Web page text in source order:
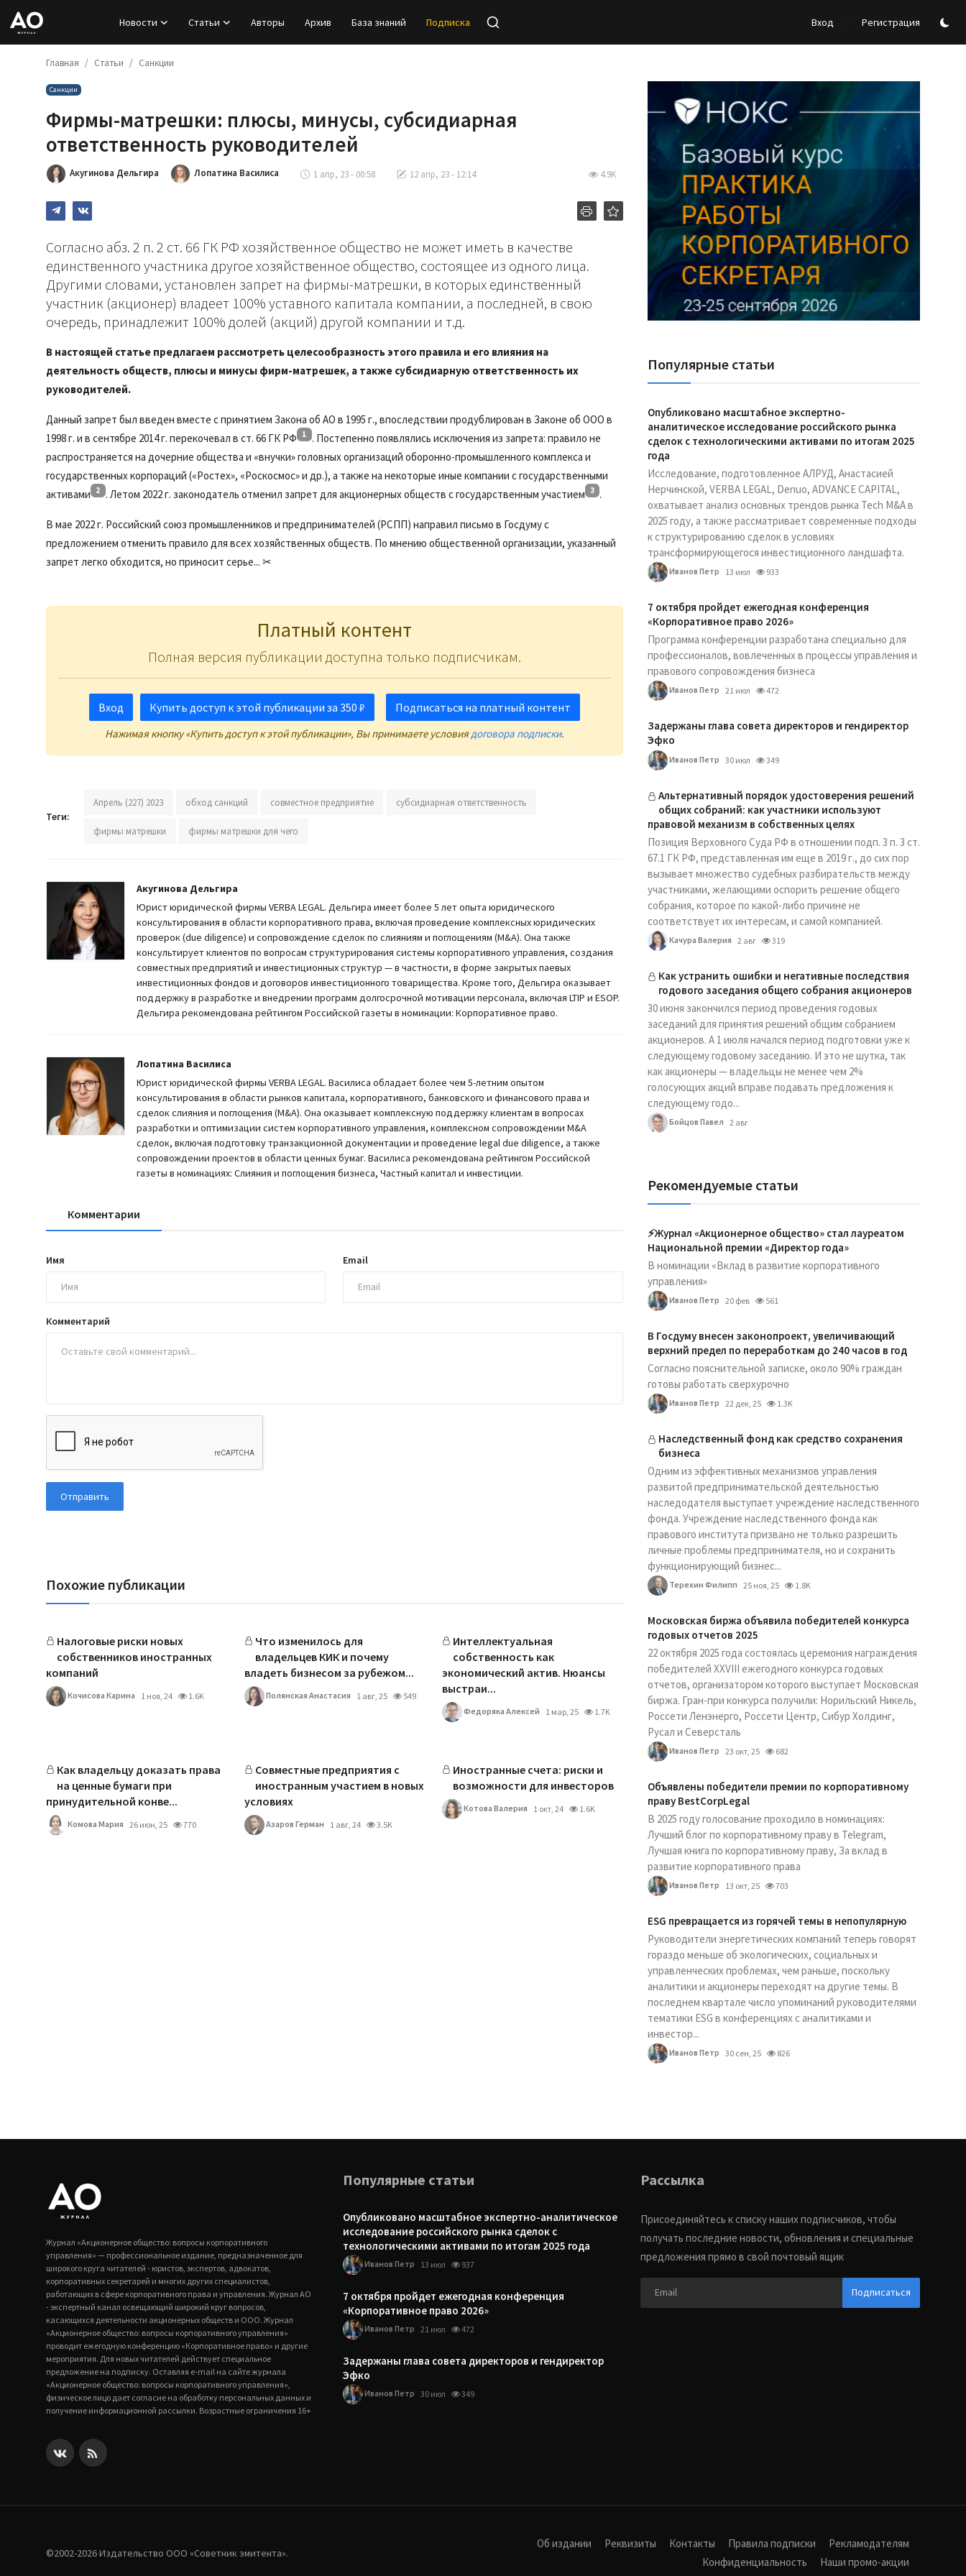
Новости Статьи Авторы Архив База знаний Подписка Вход Регистрация
Статьи
База знаний
Подписка
Главная Статьи Санкции
Санкции
Фирмы-матрешки: плюсы, минусы, субсидиарная
ответственность руководителей
Акугинова Дельгира Лопатина Василиса 1 апр, 23 - 00:58 12 апр, 23 - 12:14 4.9K
Согласно абз. 2 п. 2 ст. 66 ГК РФ хозяйственное общество не может иметь в качестве
единственного участника другое хозяйственное общество, состоящее из одного лица.
Другими словами, установлен запрет на фирмы-матрешки, в которых единственный
участник (акционер) владеет 100% уставного капитала компании, а последней, в свою
очередь, принадлежит 100% долей (акций) другой компании и т.д.
В настоящей статье предлагаем рассмотреть целесообразность этого правила и его влияния на
деятельность обществ, плюсы и минусы фирм-матрешек, а также субсидиарную ответственность их
руководителей.
Данный запрет был введен вместе с принятием Закона об АО в 1995 г., впоследствии продублирован в Законе об ООО в
1998 г. и в сентябре 2014 г. перекочевал в ст. 66 ГК РФ
1 . Постепенно появлялись исключения из запрета: правило не
распространяется на дочерние общества и «внучки» головных организаций оборонно-промышленного комплекса и
государственных корпораций («Ростех», «Роскосмос» и др.), а также на некоторые иные компании с государственными
активами
2 . Летом 2022 г. законодатель отменил запрет для акционерных обществ с государственным участием 3 .
В мае 2022 г. Российский союз промышленников и предпринимателей (РСПП) направил письмо в Госдуму с
предложением отменить правило для всех хозяйственных обществ. По мнению общественной организации, указанный
запрет легко обходится, но приносит серье... ✂
Платный контент
Полная версия публикации доступна только подписчикам.
Вход Купить доступ к этой публикации за 350 ₽ Подписаться на платный контент
Нажимая кнопку «Купить доступ к этой публикации», Вы принимаете условиядоговора подписки.
Теги:
Апрель (227) 2023 обход санкций совместное предприятие субсидиарная ответственность
фирмы матрешки фирмы матрешки для чего
Акугинова Дельгира
Юрист юридической фирмы VERBA LEGAL. Дельгира имеет более 5 лет опыта юридического
консультирования в области корпоративного права, включая проведение комплексных юридических
проверок (due diligence) и сопровождение сделок по слияниям и поглощениям (M&A). Она также
консультирует клиентов по вопросам структурирования системы корпоративного управления, создания
совместных предприятий и инвестиционных структур — в частности, в форме закрытых паевых
инвестиционных фондов и договоров инвестиционного товарищества. Кроме того, Дельгира оказывает
поддержку в разработке и внедрении программ долгосрочной мотивации персонала, включая LTIP и ESOP.
Дельгира рекомендована рейтингом Российской газеты в номинации: Корпоративное право.
Лопатина Василиса
Юрист юридической фирмы VERBA LEGAL. Василиса обладает более чем 5-летним опытом
консультирования в области рынков капитала, корпоративного, банковского и финансового права и
сделок слияния и поглощения (M&A). Она оказывает комплексную поддержку клиентам в вопросах
разработки и оптимизации систем корпоративного управления, комплексном сопровождении M&A
сделок, включая подготовку транзакционной документации и проведение legal due diligence, а также
сопровождении проектов в области ценных бумаг. Василиса рекомендована рейтингом Российской
газеты в номинациях: Слияния и поглощения бизнеса, Частный капитал и инвестиции.
Комментарии
Имя Email
Комментарий
Отправить
Похожие публикации
Налоговые риски новых
собственников иностранных
компаний
Кочисова Карина 1 ноя, 24 1.6K
Что изменилось для
владельцев КИК и почему
владеть бизнесом за рубежом...
Полянская Анастасия 1 авг, 25 549
Интеллектуальная
собственность как
экономический актив. Нюансы
выстраи...
Федоряка Алексей 1 мар, 25 1.7K
Как владельцу доказать права
на ценные бумаги при
принудительной конве...
Комова Мария 26 июн, 25 770
Совместные предприятия с
иностранным участием в новых
условиях
Азаров Герман 1 авг, 24 3.5K
Иностранные счета: риски и
возможности для инвесторов
Котова Валерия 1 окт, 24 1.6K
Реклама Ассоциации "НОКС", ИНН 7709980401, ERID:2SDnjdY5NTb
Популярные статьи
Опубликовано масштабное экспертно-
аналитическое исследование российского рынка
сделок с технологическими активами по итогам 2025
года
Исследование, подготовленное АЛРУД, Анастасией
Нерчинской, VERBA LEGAL, Denuo, ADVANCE CAPITAL,
охватывает анализ основных трендов рынка Tech M&A в
2025 году, а также рассматривает современные подходы
к структурированию сделок в условиях
трансформирующегося инвестиционного ландшафта.
Иванов Петр 13 июл 933
7 октября пройдет ежегодная конференция
«Корпоративное право 2026»
Программа конференции разработана специально для
профессионалов, вовлеченных в процессы управления и
правового сопровождения бизнеса
Иванов Петр 21 июл 472
Задержаны глава совета директоров и гендиректор
Эфко
Иванов Петр 30 июл 349
Альтернативный порядок удостоверения решений
общих собраний: как участники используют
правовой механизм в собственных целях
Позиция Верховного Суда РФ в отношении подп. 3 п. 3 ст.
67.1 ГК РФ, представленная им еще в 2019 г., до сих пор
вызывает множество судебных разбирательств между
участниками, желающими оспорить решение общего
собрания, которое по какой-либо причине не
соответствует их интересам, и самой компанией.
Качура Валерия 2 авг 319
Как устранить ошибки и негативные последствия
годового заседания общего собрания акционеров
30 июня закончился период проведения годовых
заседаний для принятия решений общим собранием
акционеров. А 1 июля начался период подготовки уже к
следующему годовому заседанию. И это не шутка, так
как акционеры — владельцы не менее чем 2%
голосующих акций вправе подавать предложения к
следующему годо...
Бойцов Павел 2 авг
Рекомендуемые статьи
⚡️Журнал «Акционерное общество» стал лауреатом
Национальной премии «Директор года»
В номинации «Вклад в развитие корпоративного
управления»
Иванов Петр 20 фев 561
В Госдуму внесен законопроект, увеличивающий
верхний предел по переработкам до 240 часов в год
Согласно пояснительной записке, около 90% граждан
готовы работать сверхурочно
Иванов Петр 22 дек, 25 1.3K
Наследственный фонд как средство сохранения
бизнеса
Одним из эффективных механизмов управления
развитой предпринимательской деятельностью
наследодателя выступает учреждение наследственного
фонда. Учреждение наследственного фонда как
правового института призвано не только разрешить
личные проблемы предпринимателя, но и сохранить
функционирующий бизнес...
Терехин Филипп 25 ноя, 25 1.8K
Московская биржа объявила победителей конкурса
годовых отчетов 2025
22 октября 2025 года состоялась церемония награждения
победителей XXVIII ежегодного конкурса годовых
отчетов, организатором которого выступает Московская
биржа. Гран-при конкурса получили: Норильский Никель,
Россети Ленэнерго, Россети Центр, Сибур Холдинг,
Русал и Северсталь
Иванов Петр 23 окт, 25 682
Объявлены победители премии по корпоративному
праву BestCorpLegal
В 2025 году голосование проходило в номинациях:
Лучший блог по корпоративному праву в Telegram,
Лучшая книга по корпоративному праву, За вклад в
развитие корпоративного права
Иванов Петр 13 окт, 25 703
ESG превращается из горячей темы в непопулярную
Руководители энергетических компаний теперь говорят
гораздо меньше об экологических, социальных и
управленческих проблемах, чем раньше, поскольку
аналитики и акционеры переходят на другие темы. В
последнем квартале число упоминаний руководителями
тематики ESG в конференциях с аналитиками и
инвестор...
Иванов Петр 30 сен, 25 826
Журнал «Акционерное общество: вопросы корпоративного
управления» — профессиональное издание, предназначенное для
широкого круга читателей - юристов, экспертов, адвокатов,
корпоративных секретарей и многих других специалистов,
работающих в сфере корпоративного права и управления. Журнал АО
- экспертный канал освещающий широкий круг вопросов,
касающихся деятельности акционерных обществ и ООО. Журнал
«Акционерное общество: вопросы корпоративного управления»
проводит ежегодную конференцию «Корпоративное право» и другие
мероприятия. Для новых читателей действует специальное
предложение на подписку. Оставляя e-mail на сайте журнала
«Акционерное общество: вопросы корпоративного управления»,
физическое лицо дает согласие на обработку персональных данных и
получение информационной рассылки. Возрастные ограничения 16+
Популярные статьи
Опубликовано масштабное экспертно-аналитическое
исследование российского рынка сделок с
технологическими активами по итогам 2025 года
Иванов Петр 13 июл 937
7 октября пройдет ежегодная конференция
«Корпоративное право 2026»
Иванов Петр 21 июл 472
Задержаны глава совета директоров и гендиректор
Эфко
Иванов Петр 30 июл 349
Рассылка
Присоединяйтесь к списку наших подписчиков, чтобы
получать последние новости, обновления и специальные
предложения прямо в свой почтовый ящик
Подписаться
©2002-2026 Издательство ООО «‎Советник эмитента».
Об издании Реквизиты Контакты Правила подписки
Рекламодателям
Конфиденциальность
Наши промо-акции